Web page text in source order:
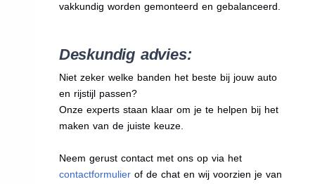
vakkundig worden gemonteerd en gebalanceerd.
Deskundig advies:
Niet zeker welke banden het beste bij jouw auto
en rijstijl passen?
Onze experts staan klaar om je te helpen bij het
maken van de juiste keuze.
Neem gerust contact met ons op via het
contactformulierof de chat en wij voorzien je van